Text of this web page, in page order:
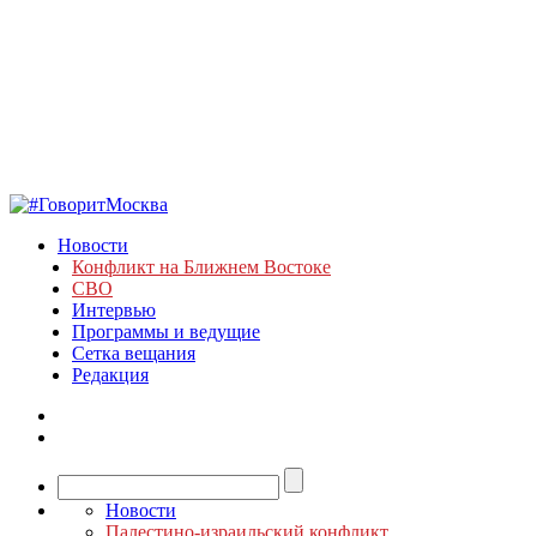
Новости
Конфликт на Ближнем Востоке
СВО
Интервью
Программы и ведущие
Сетка вещания
Редакция
Новости
Палестино-израильский конфликт